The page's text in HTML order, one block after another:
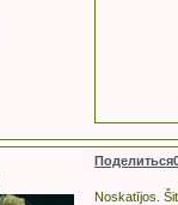
Поделиться
Noskatījos.